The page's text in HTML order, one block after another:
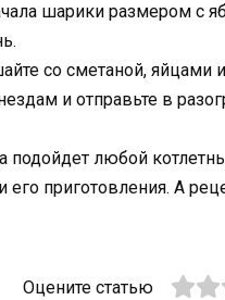
шарики размером с
со сметаной,
и отправьте в
подойдет любой
его приготовления. А
Оцените статью